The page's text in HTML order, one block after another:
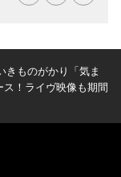
きものがかり「気ま
！ライヴ映像も期間